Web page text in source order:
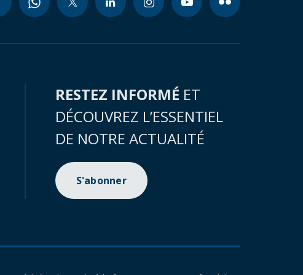
RESTEZ INFORMÉ ET
DÉCOUVREZ L’ESSENTIEL
DE NOTRE ACTUALITÉ
S'abonner